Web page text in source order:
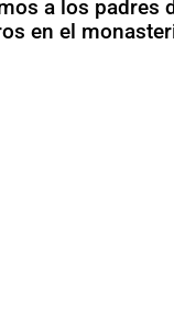
a los padres
en el